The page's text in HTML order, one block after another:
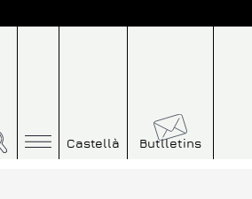
Castellà Butlletins